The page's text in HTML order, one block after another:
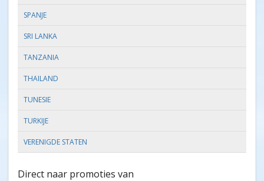
SPANJE
SRI LANKA
TANZANIA
THAILAND
TUNESIE
TURKIJE
VERENIGDE STATEN
Direct naar promoties van